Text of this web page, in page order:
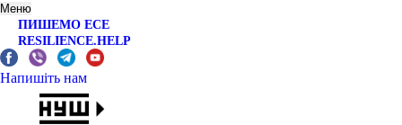
Меню
ПИШЕМО ЕСЕ
RESILIENCE.HELP
Напишіть нам